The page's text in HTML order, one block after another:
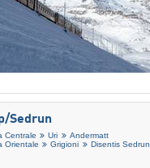
​Sedrun
Centrale Uri
Andermatt
Orientale Grigioni Disentis Sedrun